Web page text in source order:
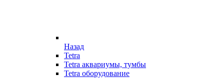
Назад
Tetra
Tetra аквариумы, тумбы
Tetra оборудование